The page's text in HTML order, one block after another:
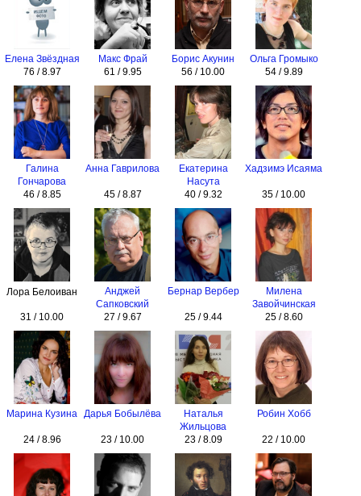
Елена Звёздная
76 / 8.97
Макс Фрай
61 / 9.95
Борис Акунин
56 / 10.00
Ольга Громыко
54 / 9.89
Галина
Гончарова
46 / 8.85
Анна Гаврилова
45 / 8.87
Екатерина
Насута
40 / 9.32
Хадзимэ Исаяма
35 / 10.00
Лора Белоиван
31 / 10.00
Анджей
Сапковский
27 / 9.67
Бернар Вербер
25 / 9.44
Милена
Завойчинская
25 / 8.60
Марина Кузина
24 / 8.96
Дарья Бобылёва
23 / 10.00
Наталья
Жильцова
23 / 8.09
Робин Хобб
22 / 10.00